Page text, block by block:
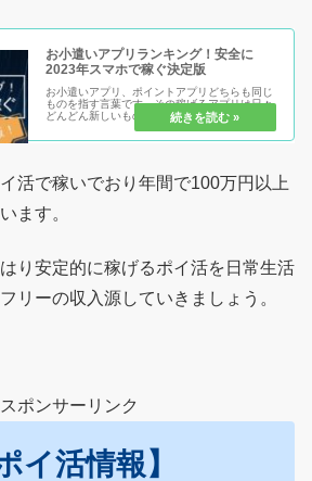
お小遣いアプリランキング！安全に
2023年スマホで稼ぐ決定版
お小遣いアプリ、ポイントアプリどちらも同じ
ものを指す言葉です。その稼げるアプリは日々
どんどん新しいものが出現しています。そんな
中、どのアプリやサイトが「安全安心」で、
「稼ぎやすく」「換金しやすいか」などランキ
活で稼いでおり年間で100万円以上
ます。
り安定的に稼げるポイ活を日常生活
リーの収入源していきましょう。
スポンサーリンク
イ活情報】